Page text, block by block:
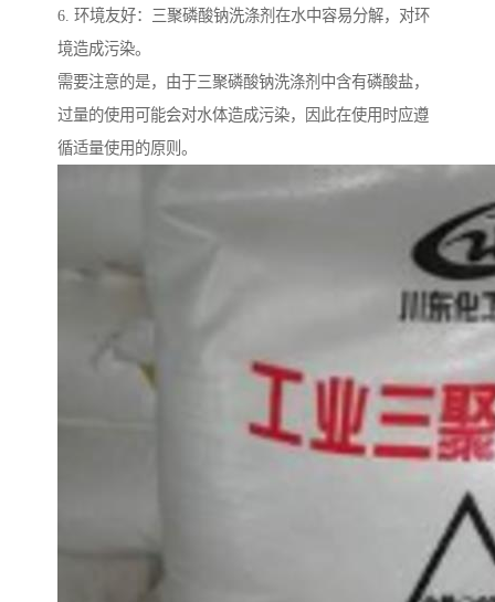
6. 环境友好：三聚磷酸钠洗涤剂在水中容易分解，对环
境造成污染。
需要注意的是，由于三聚磷酸钠洗涤剂中含有磷酸盐，
过量的使用可能会对水体造成污染，因此在使用时应遵
循适量使用的原则。